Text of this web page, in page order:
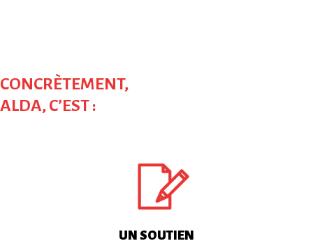
CONCRÈTEMENT,
ALDA, C’EST :
UN SOUTIEN